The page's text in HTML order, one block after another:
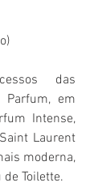
das
Parfum, em
Intense,
Laurent
moderna,
Toilette.